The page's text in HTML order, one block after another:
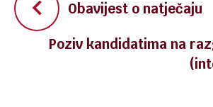
objava
Obavijest o natječaju
Poziv kandidatima na